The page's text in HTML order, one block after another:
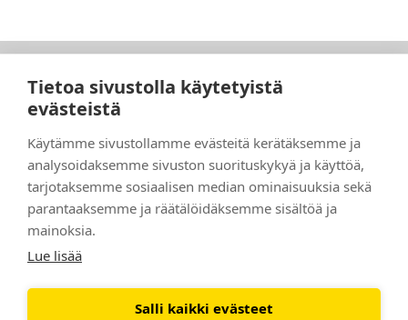
Tietoa sivustolla käytetyistä
evästeistä
Käytämme sivustollamme evästeitä kerätäksemme ja
analysoidaksemme sivuston suorituskykyä ja käyttöä,
tarjotaksemme sosiaalisen median ominaisuuksia sekä
parantaaksemme ja räätälöidäksemme sisältöä ja
mainoksia.
Lue lisää
Salli kaikki evästeet
Yhteystiedot:
StjärnaFyrkant Sverige AB
Osoite: Djäknegatan 16, 211 35 Malmö
Puhelin:010 – 40 50 660
Sähköposti:flow@stjarnafyrkant.se
Pikalinkit:
Meistä
Etsi toimipiste